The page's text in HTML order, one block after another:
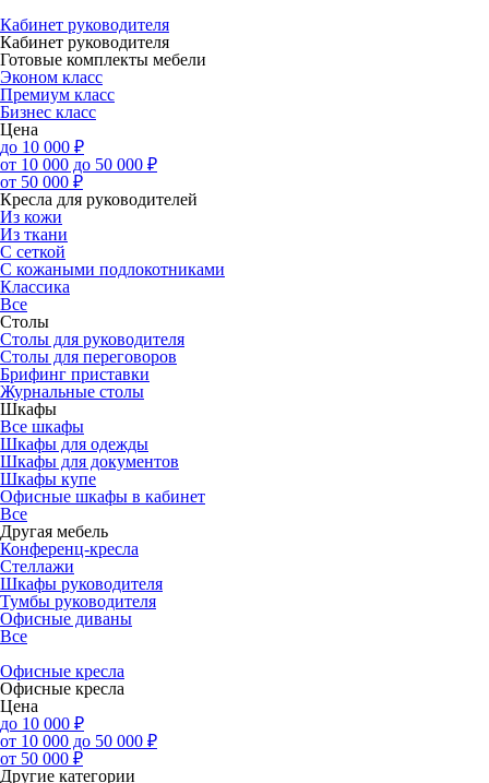
Кабинет руководителя
Кабинет руководителя
Готовые комплекты мебели
Эконом класс
Премиум класс
Бизнес класс
Цена
до 10 000 ₽
от 10 000 до 50 000 ₽
от 50 000 ₽
Кресла для руководителей
Из кожи
Из ткани
С сеткой
С кожаными подлокотниками
Классика
Все
Столы
Столы для руководителя
Столы для переговоров
Брифинг приставки
Журнальные столы
Шкафы
Все шкафы
Шкафы для одежды
Шкафы для документов
Шкафы купе
Офисные шкафы в кабинет
Все
Другая мебель
Конференц-кресла
Стеллажи
Шкафы руководителя
Тумбы руководителя
Офисные диваны
Все
Офисные кресла
Офисные кресла
Цена
до 10 000 ₽
от 10 000 до 50 000 ₽
от 50 000 ₽
Другие категории